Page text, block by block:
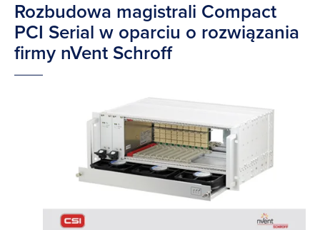
Rozbudowa magistrali Compact
PCI Serial w oparciu o rozwiązania
firmy nVent Schroff